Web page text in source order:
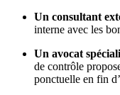
Un consultant
interne avec les
Un avocat
de contrôle
ponctuelle en fin